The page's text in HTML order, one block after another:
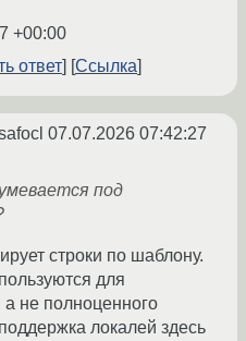
+00:00
ответ Ссылка
07.07.2026 07:42:27
под
строки по шаблону.
для
а не полноценного
локалей здесь